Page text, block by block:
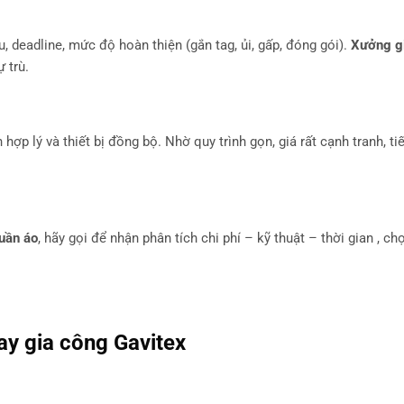
mức độ hoàn thiện (gắn tag, ủi, gấp, đóng gói). Xưởng
trù.
lý và thiết bị đồng bộ. Nhờ quy trình gọn, giá rất cạnh tranh,
áo, hãy gọi để nhận phân tích chi phí – kỹ thuật – thời gian ,
gia công Gavitex